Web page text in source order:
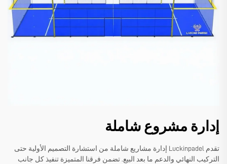
إدارة مشروع شاملة
تقدم Luckinpadel إدارة مشاريع شاملة من استشارة التصميم الأولية حتى
التركيب النهائي والدعم ما بعد البيع. تضمن فرقنا المتميزة تنفيذ كل جانب